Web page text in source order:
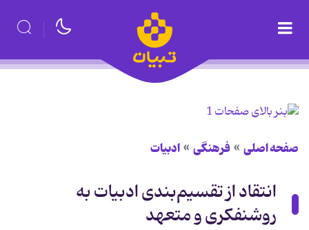
صفحه اصلی فرهنگی ادبیات
انتقاد از تقسیم‌بندی ادبیات به
روشنفکری و متعهد